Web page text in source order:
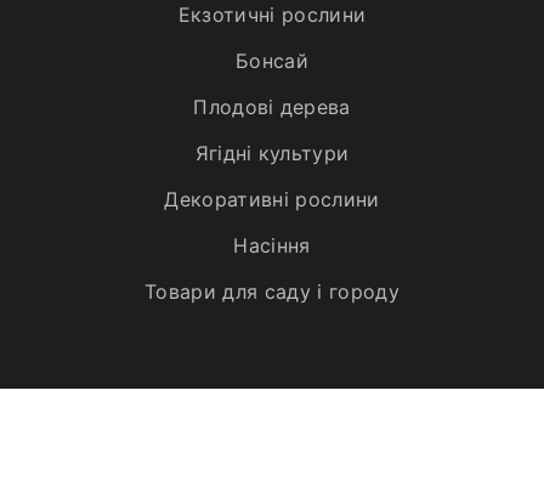
Екзотичні рослини
Бонсай
Плодові дерева
Ягідні культури
Декоративні рослини
Насіння
Товари для саду і городу